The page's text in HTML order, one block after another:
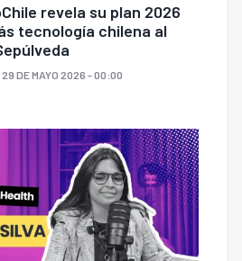
revela su plan 2026
tecnología chilena al
29 DE MAYO 2026 - 00:00